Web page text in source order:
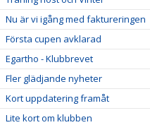
Nu är vi igång med faktureringen
Första cupen avklarad
Egartho - Klubbrevet
Fler glädjande nyheter
Kort uppdatering framåt
Lite kort om klubben